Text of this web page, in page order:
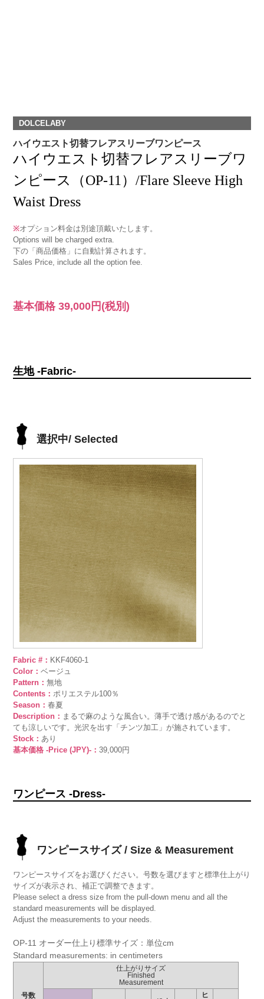
DOLCELABY
ハイウエスト切替フレアスリーブワンピース
ハイウエスト切替フレアスリーブワ
ンピース（OP-11）/Flare Sleeve High
Waist Dress
※オプション料金は別途頂戴いたします。
Options will be charged extra.
下の「商品価格」に自動計算されます。
Sales Price, include all the option fee.
基本価格39,000円 (税別)
生地 -Fabric-
選択中/ Selected
Fabric #： KKF4060-1
Color：ベージュ
Pattern：無地
Contents：ポリエステル100％
Season：春夏
Description： まるで麻のような風合い。薄手で透け感があるのでと
ても涼しいです。光沢を出す「チンツ加工」が施されています。
Stock：あり
基本価格 -Price (JPY)-：39,000円
ワンピース -Dress-
ワンピースサイズ / Size & Measurement
ワンピースサイズをお選びください。号数を選びますと標準仕上がり
サイズが表示され、補正で調整できます。
Please select a dress size from the pull-down menu and all the
standard measurements will be displayed.
Adjust the measurements to your needs.
OP-11 オーダー仕上り標準サイズ：単位cm
Standard measurements: in centimeters
号数
仕上がりサイズ
Finished
Measurement
ヒ